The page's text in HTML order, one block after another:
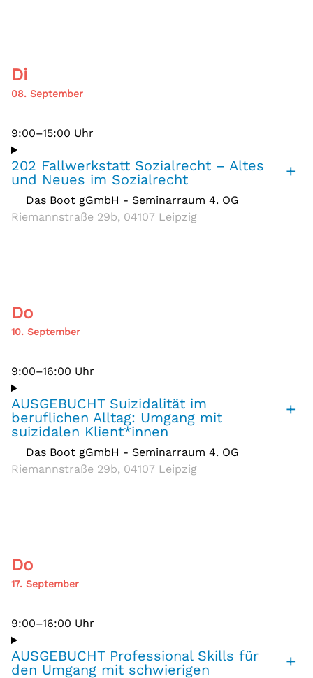
Di
08. September
9:00–15:00 Uhr
202 Fallwerkstatt Sozialrecht – Altes
und Neues im Sozialrecht
Das Boot gGmbH - Seminarraum 4. OG
Riemannstraße 29b, 04107 Leipzig
+
Do
10. September
9:00–16:00 Uhr
AUSGEBUCHT Suizidalität im
beruflichen Alltag: Umgang mit
suizidalen Klient*innen
Das Boot gGmbH - Seminarraum 4. OG
Riemannstraße 29b, 04107 Leipzig
+
Do
17. September
9:00–16:00 Uhr
AUSGEBUCHT Professional Skills für
den Umgang mit schwierigen
+